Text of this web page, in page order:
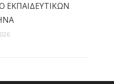
ΕΚΠΑΙΔΕΥΤΙΚΩΝ